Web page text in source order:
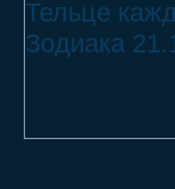
Тельце
Зодиака